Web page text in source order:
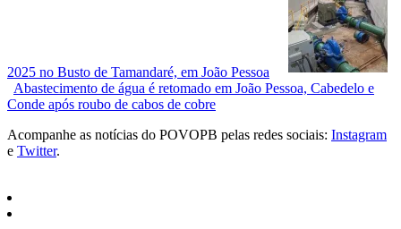
2025 no Busto de Tamandaré, em João Pessoa
Abastecimento de água é retomado em João Pessoa, Cabedelo e
Conde após roubo de cabos de cobre
Acompanhe as notícias do POVOPB pelas redes sociais: Instagram
e Twitter.